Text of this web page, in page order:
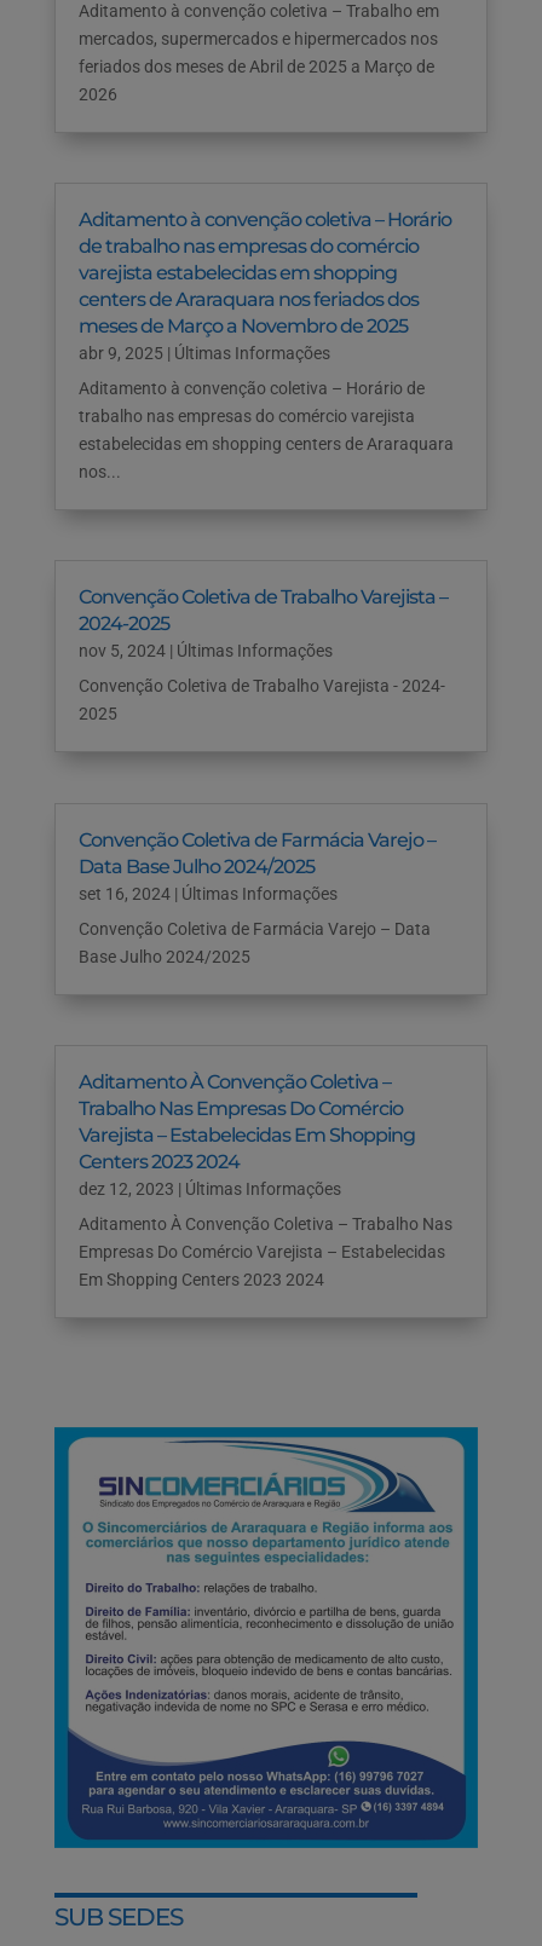
Aditamento à convenção coletiva – Trabalho em
mercados, supermercados e hipermercados nos
feriados dos meses de Abril de 2025 a Março de
2026
Aditamento à convenção coletiva – Horário
de trabalho nas empresas do comércio
varejista estabelecidas em shopping
centers de Araraquara nos feriados dos
meses de Março a Novembro de 2025
abr 9, 2025 | Últimas Informações
Aditamento à convenção coletiva – Horário de
trabalho nas empresas do comércio varejista
estabelecidas em shopping centers de Araraquara
nos...
Convenção Coletiva de Trabalho Varejista –
2024-2025
nov 5, 2024| Últimas Informações
Convenção Coletiva de Trabalho Varejista - 2024-
2025
Convenção Coletiva de Farmácia Varejo –
Data Base Julho 2024/2025
set 16, 2024| Últimas Informações
Convenção Coletiva de Farmácia Varejo – Data
Base Julho 2024/2025
Aditamento À Convenção Coletiva –
Trabalho Nas Empresas Do Comércio
Varejista – Estabelecidas Em Shopping
Centers 2023 2024
dez 12, 2023 | Últimas Informações
Aditamento À Convenção Coletiva – Trabalho Nas
Empresas Do Comércio Varejista – Estabelecidas
Em Shopping Centers 2023 2024
SUB SEDES